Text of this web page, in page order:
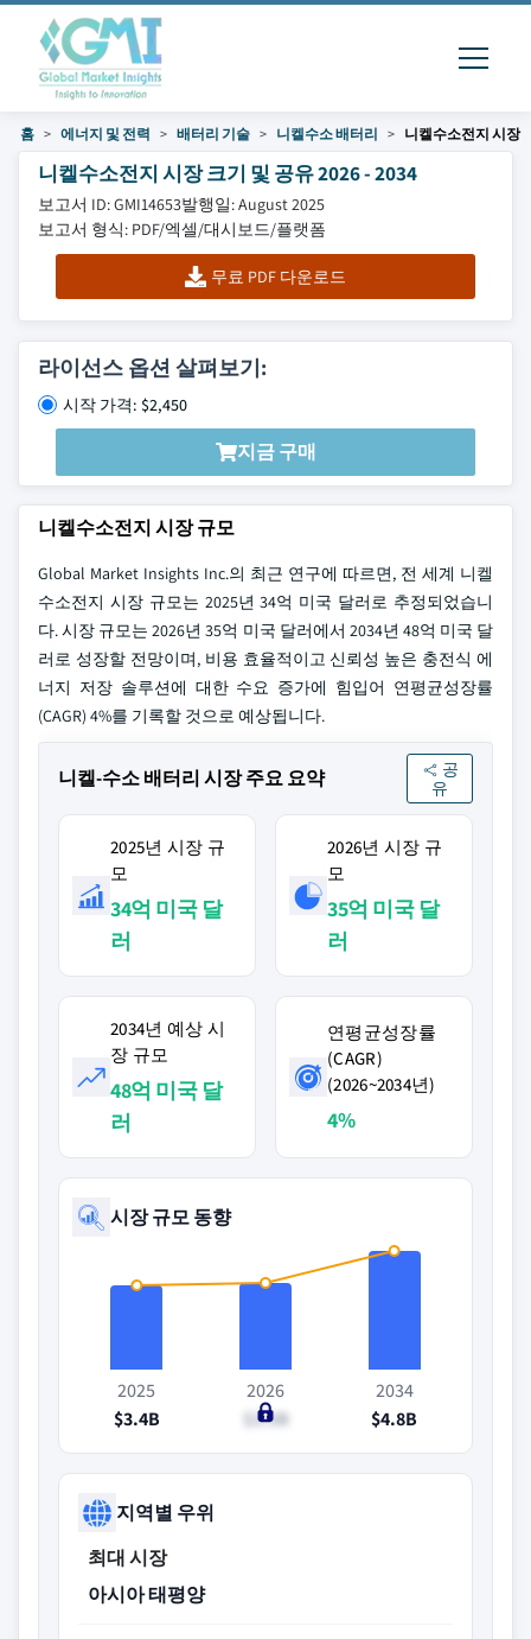
홈 에너지 및 전력 배터리 기술 니켈수소 배터리 니켈수소전지 시장
니켈수소전지 시장 크기 및 공유 2026 - 2034
보고서 ID: GMI14653발행일: August 2025
보고서 형식: PDF/엑셀/대시보드/플랫폼
무료 PDF 다운로드
라이선스 옵션 살펴보기:
시작 가격: $2,450
지금 구매
니켈수소전지 시장 규모
Global Market Insights Inc.의 최근 연구에 따르면, 전 세계 니켈
수소전지 시장 규모는 2025년 34억 미국 달러로 추정되었습니
다. 시장 규모는 2026년 35억 미국 달러에서 2034년 48억 미국 달
러로 성장할 전망이며, 비용 효율적이고 신뢰성 높은 충전식 에
너지 저장 솔루션에 대한 수요 증가에 힘입어 연평균성장률
(CAGR) 4%를 기록할 것으로 예상됩니다.
니켈-수소 배터리 시장 주요 요약
공
유
2025년 시장 규
모
34억 미국 달
러
2026년 시장 규
모
35억 미국 달
러
2034년 예상 시
장 규모
48억 미국 달
러
연평균성장률
(CAGR)
(2026~2034년)
4%
시장 규모 동향
2025
$3.4B
2026
$3.5B
2034
$4.8B
지역별 우위
최대 시장
아시아 태평양